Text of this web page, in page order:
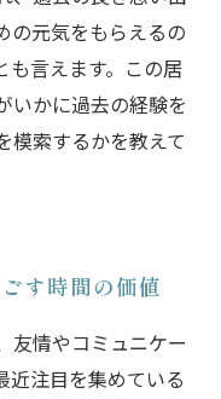
の元気をもらえるの
も言えます。この居
いかに過去の経験を
模索するかを教えて
す時間の価値
友情やコミュニケー
近注目を集めている